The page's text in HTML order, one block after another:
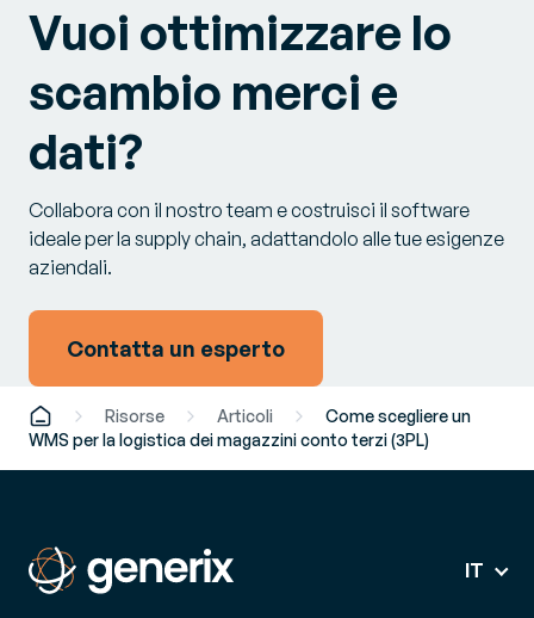
Vuoi ottimizzare lo
scambio merci e
dati?
Collabora con il nostro team e costruisci il software
ideale per la supply chain, adattandolo alle tue esigenze
aziendali.
Contatta un esperto
Risorse Articoli
Come scegliere un
WMS per la logistica dei magazzini conto terzi (3PL)
IT